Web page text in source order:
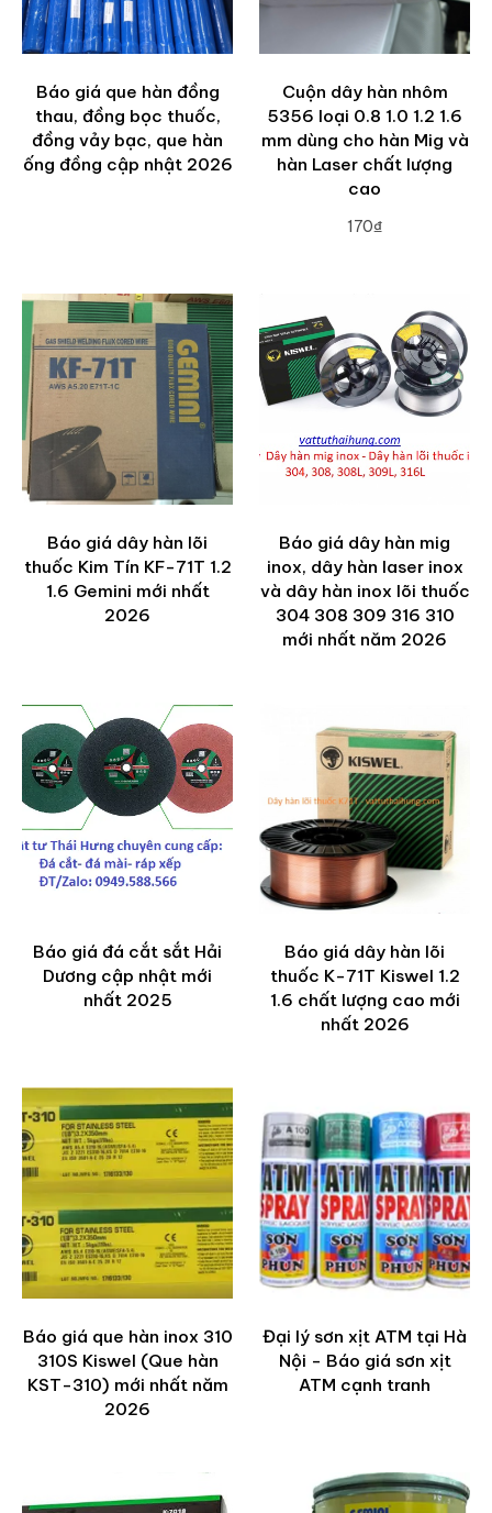
Báo giá que hàn đồng
thau, đồng bọc thuốc,
đồng vảy bạc, que hàn
ống đồng cập nhật 2026
Cuộn dây hàn nhôm
5356 loại 0.8 1.0 1.2 1.6
mm dùng cho hàn Mig và
hàn Laser chất lượng
cao
170₫
Báo giá dây hàn lõi
thuốc Kim Tín KF-71T 1.2
1.6 Gemini mới nhất
2026
Báo giá dây hàn mig
inox, dây hàn laser inox
và dây hàn inox lõi thuốc
304 308 309 316 310
mới nhất năm 2026
Báo giá đá cắt sắt Hải
Dương cập nhật mới
nhất 2025
Báo giá dây hàn lõi
thuốc K-71T Kiswel 1.2
1.6 chất lượng cao mới
nhất 2026
Báo giá que hàn inox 310
310S Kiswel (Que hàn
KST-310) mới nhất năm
2026
Đại lý sơn xịt ATM tại Hà
Nội - Báo giá sơn xịt
ATM cạnh tranh